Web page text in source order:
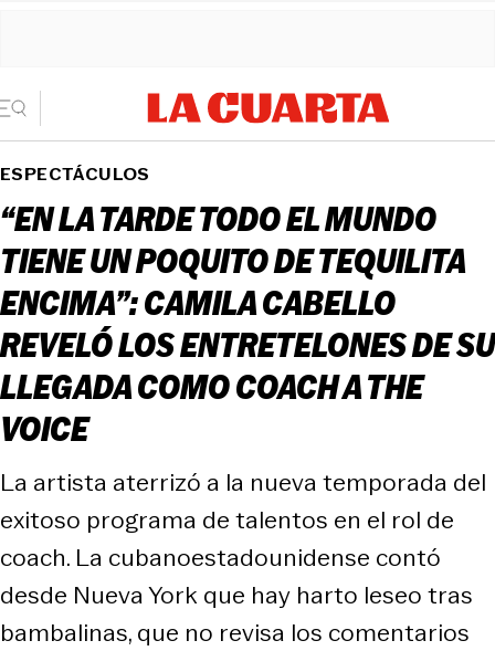
ESPECTÁCULOS
“EN LA TARDE TODO EL MUNDO
TIENE UN POQUITO DE TEQUILITA
ENCIMA”: CAMILA CABELLO
REVELÓ LOS ENTRETELONES DE SU
LLEGADA COMO COACH A THE
VOICE
La artista aterrizó a la nueva temporada del
exitoso programa de talentos en el rol de
coach. La cubanoestadounidense contó
desde Nueva York que hay harto leseo tras
bambalinas, que no revisa los comentarios